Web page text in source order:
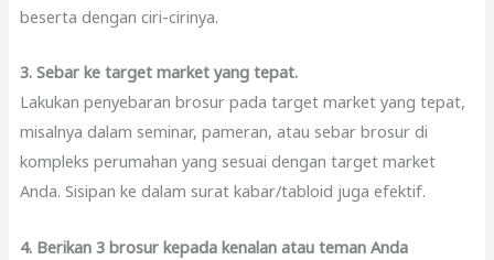
beserta dengan ciri-cirinya.
3. Sebar ke target market yang tepat.
Lakukan penyebaran brosur pada target market yang tepat,
misalnya dalam seminar, pameran, atau sebar brosur di
kompleks perumahan yang sesuai dengan target market
Anda. Sisipan ke dalam surat kabar/tabloid juga efektif.
4. Berikan 3 brosur kepada kenalan atau teman Anda